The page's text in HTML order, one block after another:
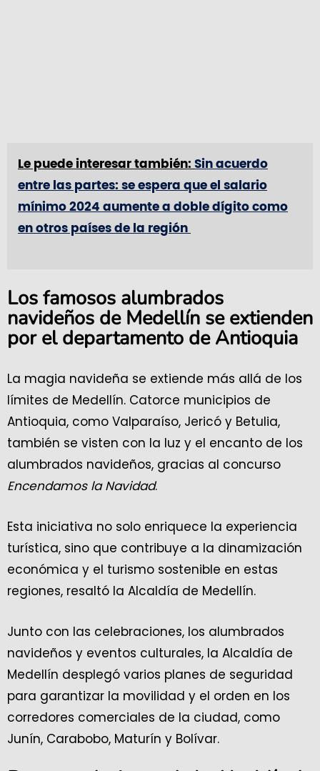
Le puede interesar también: Sin acuerdo
entre las partes: se espera que el salario
mínimo 2024 aumente a doble dígito como
en otros países de la región
Los famosos alumbrados
navideños de Medellín se extienden
por el departamento de Antioquia
La magia navideña se extiende más allá de los
límites de Medellín. Catorce municipios de
Antioquia, como Valparaíso, Jericó y Betulia,
también se visten con la luz y el encanto de los
alumbrados navideños, gracias al concurso
Encendamos la Navidad.
Esta iniciativa no solo enriquece la experiencia
turística, sino que contribuye a la dinamización
económica y el turismo sostenible en estas
regiones, resaltó la Alcaldía de Medellín.
Junto con las celebraciones, los alumbrados
navideños y eventos culturales, la Alcaldía de
Medellín desplegó varios planes de seguridad
para garantizar la movilidad y el orden en los
corredores comerciales de la ciudad, como
Junín, Carabobo, Maturín y Bolívar.